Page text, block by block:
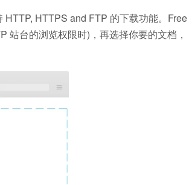
HTTPS and FTP 的下载功能。Free
站台的浏览权限时)，再选择你要的文档，